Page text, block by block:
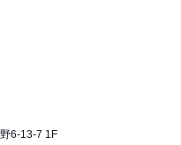
6-13-7 1F